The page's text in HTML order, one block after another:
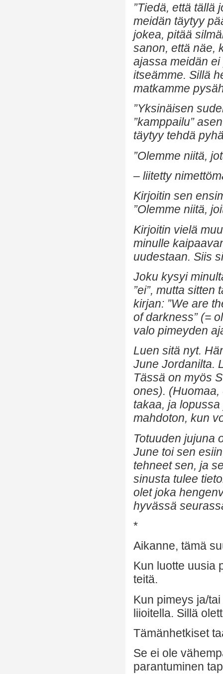
”Tiedä, että tällä
meidän täytyy
jokea, pitää
sanon, että näe,
ajassa meidän
itseämme. Sillä
matkamme
”Yksinäisen
”kamppailu”
täytyy tehdä
”Olemme niitä,
– liitetty
Kirjoitin sen
”Olemme niitä,
Kirjoitin vielä
minulle
uudestaan. Siis
Joku kysyi
”ei”, mutta
kirjan: ”We are
of darkness” (=
valo pimeyden
Luen sitä nyt.
June Jordanilta.
Tässä on myös
ones).
takaa, ja
mahdoton, kun
Totuuden jujuna
June toi sen
tehneet sen, ja
sinusta tulee
olet joka
hyvässä
*
Aikanne, tämä
Kun luotte uusia
teitä.
Kun pimeys ja/
liioitella. Sillä
Tämänhetkiset
Se ei ole
parantuminen